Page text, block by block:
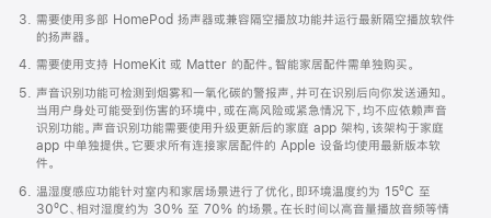
需要使用多部 HomePod 扬声器或兼容隔空播放功能并运行最新隔空播放软件
的扬声器。
需要使用支持 HomeKit 或 Matter 的配件。智能家居配件需单独购买。
声音识别功能可检测到烟雾和一氧化碳的警报声，并可在识别后向你发送通知。
当用户身处可能受到伤害的环境中，或在高风险或紧急情况下，均不应依赖声音
识别功能。声音识别功能需要使用升级更新后的家庭 app 架构，该架构于家庭
app 中单独提供。它要求所有连接家居配件的 Apple 设备均使用最新版本软
件。
温湿度感应功能针对室内和家居场景进行了优化，即环境温度约为 15ºC 至
30ºC、相对湿度约为 30% 至 70% 的场景。在长时间以高音量播放音频等情